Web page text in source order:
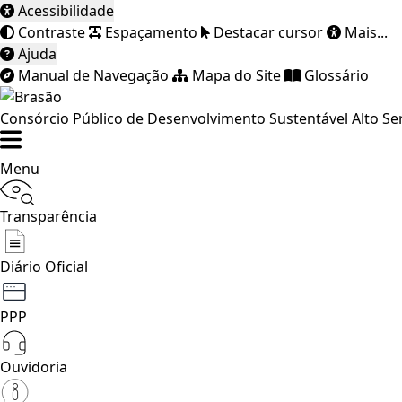
Acessibilidade
Contraste
Espaçamento Destacar cursor
Mais...
Ajuda
Manual de Navegação
Mapa do Site Glossário
Consórcio Público de Desenvolvimento Sustentável Alto
Menu
Transparência
Diário Oficial
PPP
Ouvidoria